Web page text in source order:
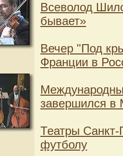
Всеволод
бывает»
Вечер "Под
Франции в
завершился в
Театры Санкт-
футболу